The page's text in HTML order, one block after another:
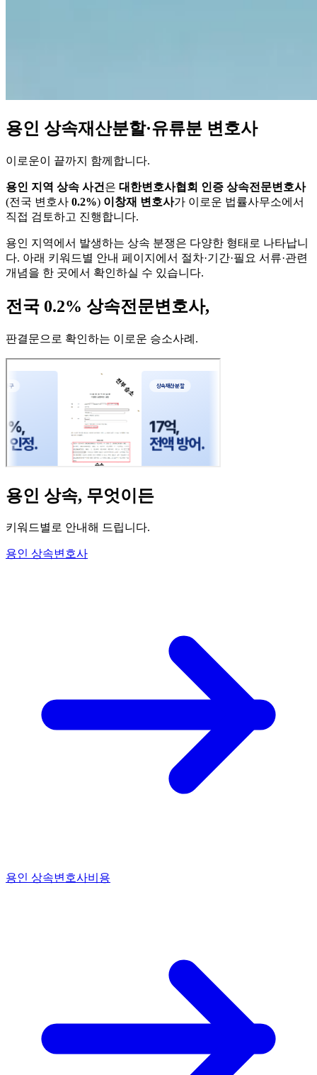
용인 상속재산분할·유류분 변호사
이로운이 끝까지 함께합니다.
용인 지역 상속 사건 은 대한변호사협회 인증 상속전문변호사
(전국 변호사 0.2%) 이창재 변호사가 이로운 법률사무소에서
직접 검토하고 진행합니다.
용인 지역에서 발생하는 상속 분쟁은 다양한 형태로 나타납니
다. 아래 키워드별 안내 페이지에서 절차·기간·필요 서류·관련
개념을 한 곳에서 확인하실 수 있습니다.
전국 0.2% 상속전문변호사,
판결문으로 확인하는 이로운 승소사례 .
용인 상속, 무엇이든
키워드별로 안내해 드립니다.
용인 상속변호사
용인 상속변호사비용